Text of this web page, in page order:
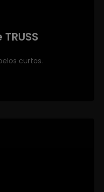
curtos.